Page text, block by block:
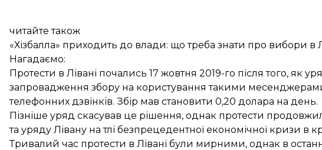
читайте також
«Хізбалла» приходить до влади: що треба знати про вибори в
Нагадаємо:
Протести в Лівані почались 17 жовтня 2019-го після того, як
запровадження збору на користування такими
телефонних дзвінків. Збір мав становити 0,20 долара на день.
Пізніше уряд скасував це рішення, однак протести
та уряду Лівану на тлі безпрецедентної економічної кризи в
Тривалий час протести в Лівані були мирними, однак в